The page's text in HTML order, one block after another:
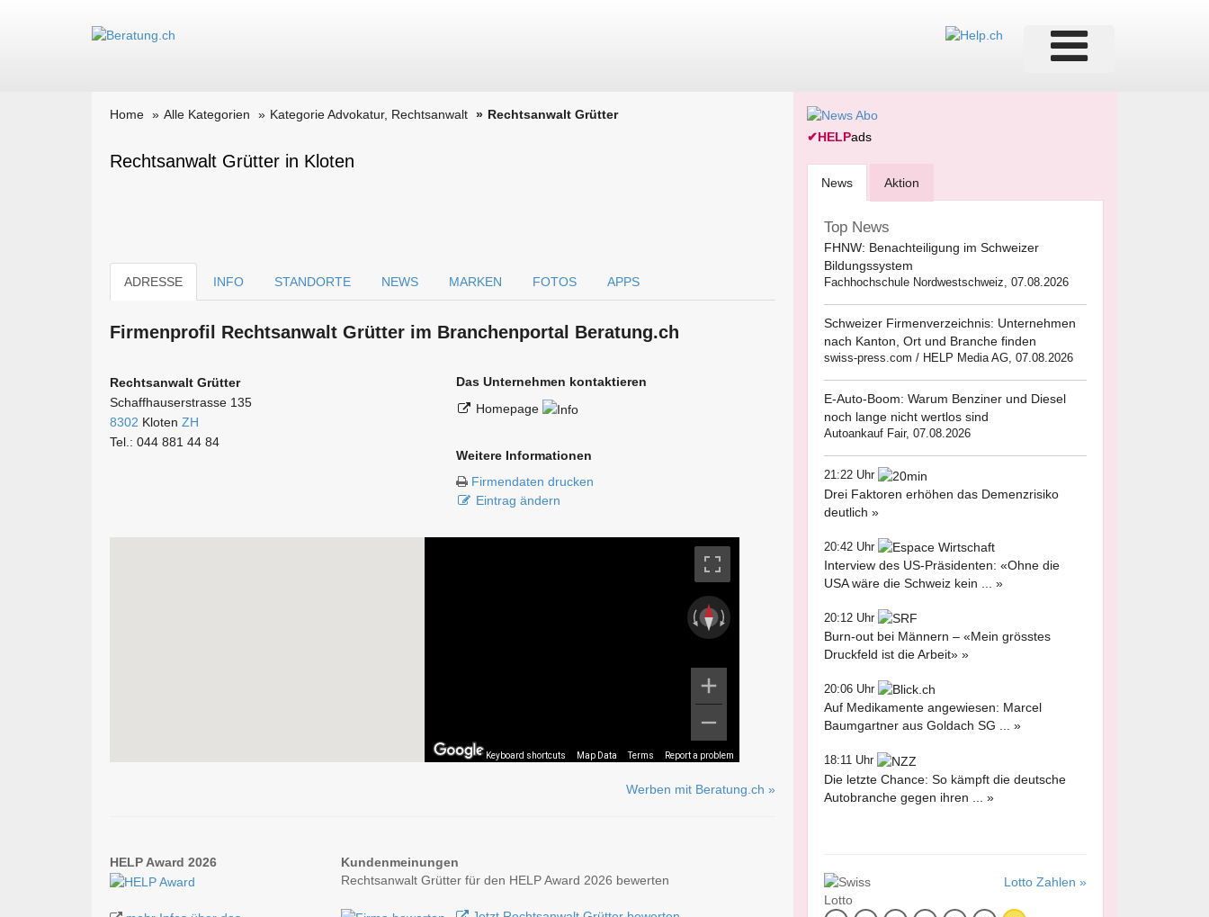
Home Alle Kategorien Kategorie Advokatur, Rechtsanwalt Rechtsanwalt Grütter
Rechtsanwalt Grütter in Kloten
ADRESSE INFO STANDORTE NEWS MARKEN FOTOS APPS
Firmen­profil Rechtsanwalt Grütter im Branchen­portal Beratung.ch
Rechtsanwalt Grütter
Schaffhauserstrasse 135
8302 Kloten ZH
Tel.: 044 881 44 84
Das Unternehmen kontaktieren
Homepage
Weitere Informationen
Firmendaten drucken
Eintrag ändern
Keyboard shortcuts Map Data Terms Report a problem
Werben mit Beratung.ch »
HELP Award 2026
Kundenmeinungen
Rechtsanwalt Grütter für den HELP Award 2026 bewerten
✔HELPads
News Aktion
Top News
FHNW: Benachteiligung im Schweizer
Bildungssystem
Fachhochschule Nordwestschweiz, 07.08.2026
Schweizer Firmenverzeichnis: Unternehmen
nach Kanton, Ort und Branche finden
swiss-press.com / HELP Media AG, 07.08.2026
E-Auto-Boom: Warum Benziner und Diesel
noch lange nicht wertlos sind
Autoankauf Fair, 07.08.2026
21:22 Uhr
Drei Faktoren erhöhen das Demenzrisiko
deutlich »
20:42 Uhr
Interview des US-Präsidenten: «Ohne die
USA wäre die Schweiz kein ... »
20:12 Uhr
Burn-out bei Männern – «Mein grösstes
Druckfeld ist die Arbeit» »
20:06 Uhr
Auf Medikamente angewiesen: Marcel
Baumgartner aus Goldach SG ... »
18:11 Uhr
Die letzte Chance: So kämpft die deutsche
Autobranche gegen ihren ... »
Lotto Zahlen »